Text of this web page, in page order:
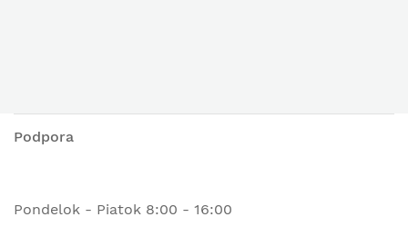
Podpora
Pondelok - Piatok 8:00 - 16:00